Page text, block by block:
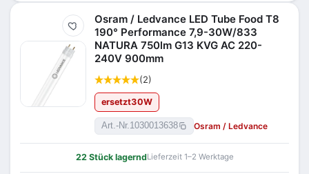
Merken
Osram / Ledvance LED Tube Food T8
190° Performance 7,9-30W/833
NATURA 750lm G13 KVG AC 220-
240V 900mm
(2)
ersetzt30W
Art.-Nr.1030013638 Osram / Ledvance
22 Stück lagerndLieferzeit 1–2 Werktage